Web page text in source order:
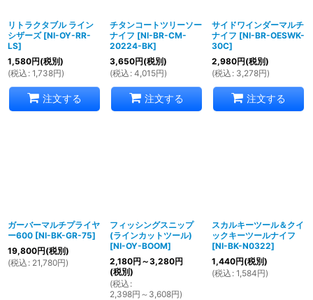
リトラクタブル ライン
シザーズ [NI-OY-RR-
LS]
1,580円(税別)
(税込 : 1,738円)
注文する
チタンコートツリーソー
ナイフ [NI-BR-CM-
20224-BK]
3,650円(税別)
(税込 : 4,015円)
注文する
サイドワインダーマルチ
ナイフ [NI-BR-OESWK-
30C]
2,980円(税別)
(税込 : 3,278円)
注文する
ガーバーマルチプライヤ
ー600 [NI-BK-GR-75]
19,800円(税別)
(税込 : 21,780円)
フィッシングスニップ
(ラインカットツール)
[NI-OY-BOOM]
2,180円 ～3,280円
(税別)
(税込 :
2,398円 ～3,608円)
スカルキーツール＆クイ
ックキーツールナイフ
[NI-BK-N0322]
1,440円(税別)
(税込 : 1,584円)